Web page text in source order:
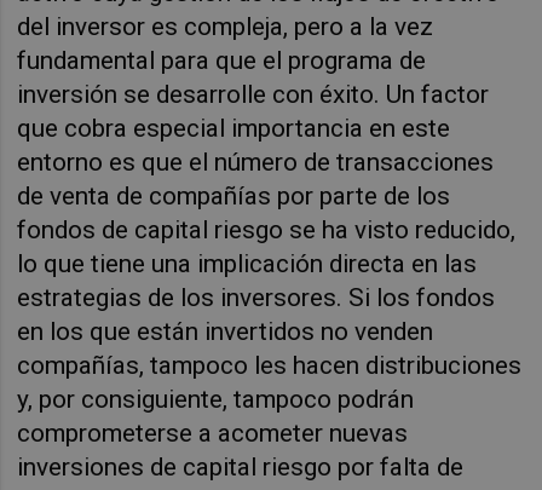
del inversor es compleja, pero a la vez
fundamental para que el programa de
inversión se desarrolle con éxito. Un factor
que cobra especial importancia en este
entorno es que el número de transacciones
de venta de compañías por parte de los
fondos de capital riesgo se ha visto reducido,
lo que tiene una implicación directa en las
estrategias de los inversores. Si los fondos
en los que están invertidos no venden
compañías, tampoco les hacen distribuciones
y, por consiguiente, tampoco podrán
comprometerse a acometer nuevas
inversiones de capital riesgo por falta de